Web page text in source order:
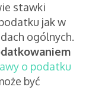
stawki
jak w
ogólnych.
o podatku
być